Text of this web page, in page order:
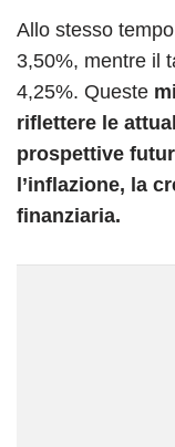
Allo stesso
3,50%, mentre il
4,25%. Queste
riflettere le
prospettive
l’inflazione, la
finanziaria.